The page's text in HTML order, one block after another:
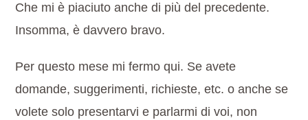
Che mi è piaciuto anche di più del precedente.
Insomma, è davvero bravo.
Per questo mese mi fermo qui. Se avete
domande, suggerimenti, richieste, etc. o anche se
volete solo presentarvi e parlarmi di voi, non